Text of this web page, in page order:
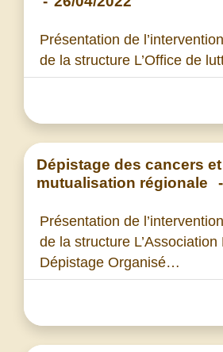
Présentation de
de la structure L’Office de
Dépistage des cancers
mutualisation régionale
-
Présentation de
de la structure
Dépistage Organisé…